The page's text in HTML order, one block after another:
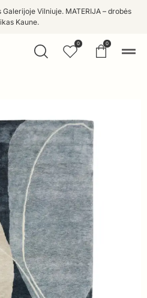
Vilniuje. MATERIJA – drobės
Kaune.
0 0